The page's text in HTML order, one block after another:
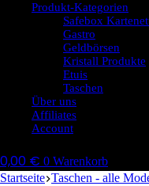
Produkt-Kategorien
Safebox
Gastro
Geldbörsen
Kristall Produkte
Etuis
Taschen
Über uns
Affiliates
Account
0,00 € 0 Warenkorb
Startseite Taschen - alle